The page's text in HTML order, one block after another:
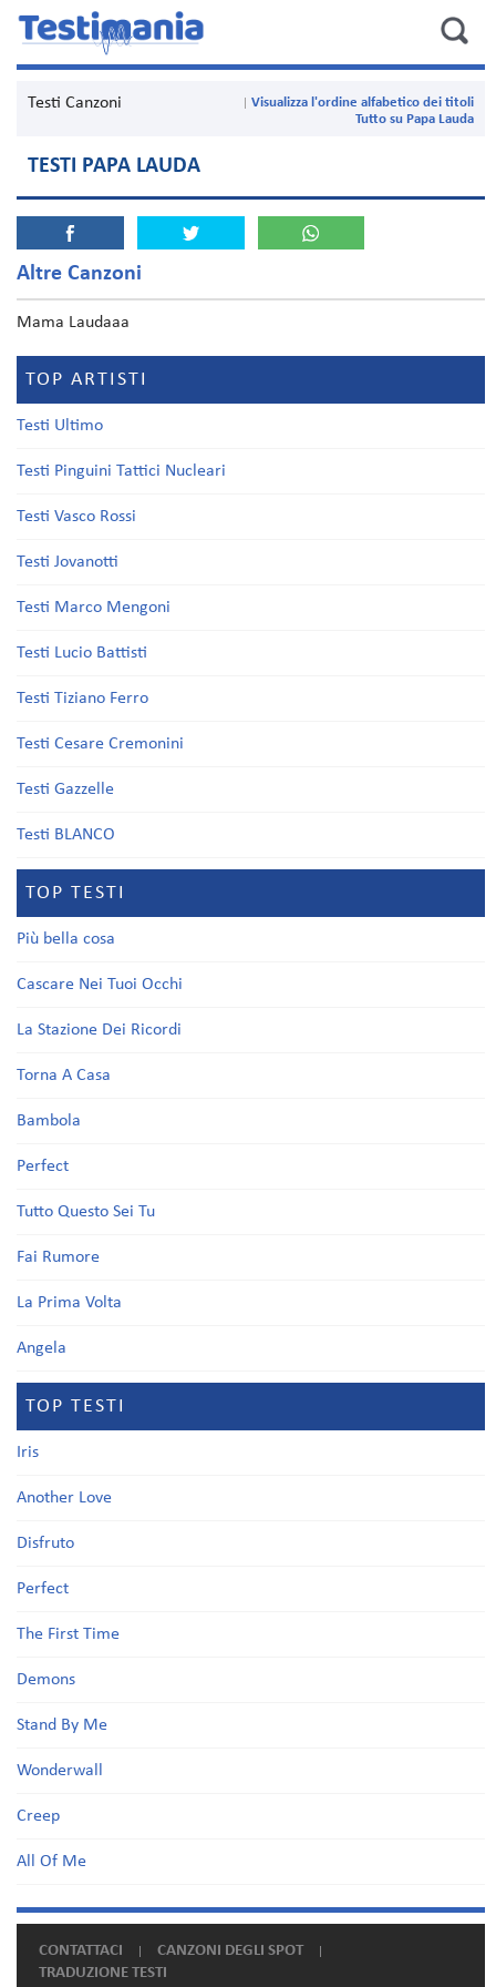
Testi Canzoni
Visualizza l'ordine alfabetico dei titoli
Tutto su Papa Lauda
TESTI PAPA LAUDA
Altre Canzoni
Mama Laudaaa
TOP ARTISTI
Testi Ultimo
Testi Pinguini Tattici Nucleari
Testi Vasco Rossi
Testi Jovanotti
Testi Marco Mengoni
Testi Lucio Battisti
Testi Tiziano Ferro
Testi Cesare Cremonini
Testi Gazzelle
Testi BLANCO
TOP TESTI
Più bella cosa
Cascare Nei Tuoi Occhi
La Stazione Dei Ricordi
Torna A Casa
Bambola
Perfect
Tutto Questo Sei Tu
Fai Rumore
La Prima Volta
Angela
TOP TESTI
Iris
Another Love
Disfruto
Perfect
The First Time
Demons
Stand By Me
Wonderwall
Creep
All Of Me
CONTATTACI
CANZONI DEGLI SPOT
TRADUZIONE TESTI